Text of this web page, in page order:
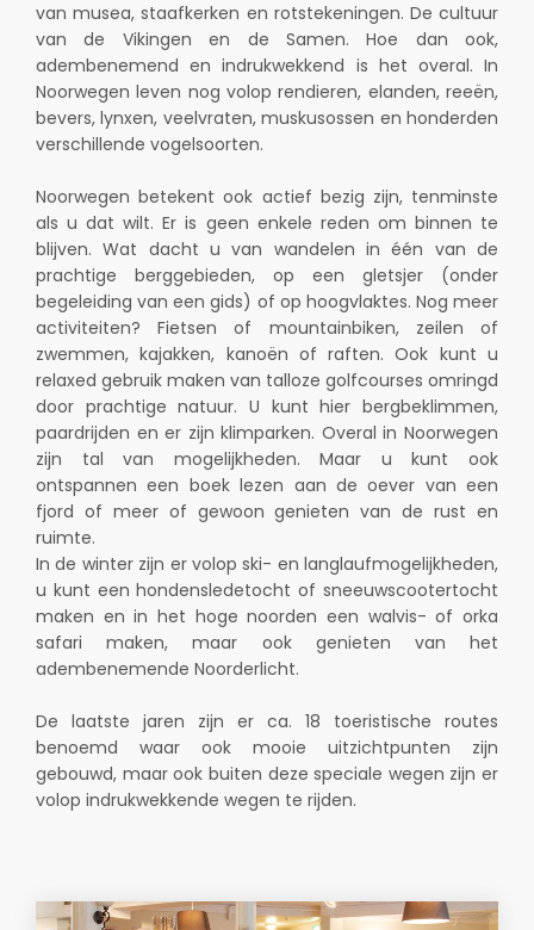
van musea, staafkerken en rotstekeningen. De cultuur
van de Vikingen en de Samen. Hoe dan ook,
adembenemend en indrukwekkend is het overal. In
Noorwegen leven nog volop rendieren, elanden, reeën,
bevers, lynxen, veelvraten, muskusossen en honderden
verschillende vogelsoorten.
Noorwegen betekent ook actief bezig zijn, tenminste
als u dat wilt. Er is geen enkele reden om binnen te
blijven. Wat dacht u van wandelen in één van de
prachtige berggebieden, op een gletsjer (onder
begeleiding van een gids) of op hoogvlaktes. Nog meer
activiteiten? Fietsen of mountainbiken, zeilen of
zwemmen, kajakken, kanoën of raften. Ook kunt u
relaxed gebruik maken van talloze golfcourses omringd
door prachtige natuur. U kunt hier bergbeklimmen,
paardrijden en er zijn klimparken. Overal in Noorwegen
zijn tal van mogelijkheden. Maar u kunt ook
ontspannen een boek lezen aan de oever van een
fjord of meer of gewoon genieten van de rust en
ruimte.
In de winter zijn er volop ski- en langlaufmogelijkheden,
u kunt een hondensledetocht of sneeuwscootertocht
maken en in het hoge noorden een walvis- of orka
safari maken, maar ook genieten van het
adembenemende Noorderlicht.
De laatste jaren zijn er ca. 18 toeristische routes
benoemd waar ook mooie uitzichtpunten zijn
gebouwd, maar ook buiten deze speciale wegen zijn er
volop indrukwekkende wegen te rijden.